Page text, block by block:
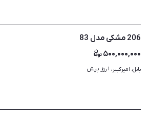
206 مشکی مدل 83
۵۰۰,۰۰۰,۰۰۰
بابل، امیرکبیر، ۱ روز پیش